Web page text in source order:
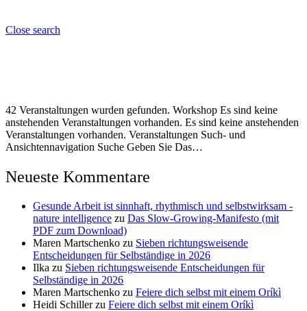
Close search
42 Veranstaltungen wurden gefunden. Workshop Es sind keine
anstehenden Veranstaltungen vorhanden. Es sind keine anstehenden
Veranstaltungen vorhanden. Veranstaltungen Such- und
Ansichtennavigation Suche Geben Sie Das…
Neueste Kommentare
Gesunde Arbeit ist sinnhaft, rhythmisch und selbstwirksam -
nature intelligence zu Das Slow-Growing-Manifesto (mit
PDF zum Download)
Maren Martschenko zu Sieben richtungsweisende
Entscheidungen für Selbständige in 2026
Ilka zu Sieben richtungsweisende Entscheidungen für
Selbständige in 2026
Maren Martschenko zu Feiere dich selbst mit einem Oríkì
Heidi Schillerzu Feiere dich selbst mit einem Oríkì